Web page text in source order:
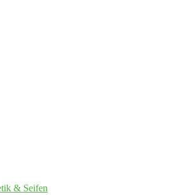
& Seifen